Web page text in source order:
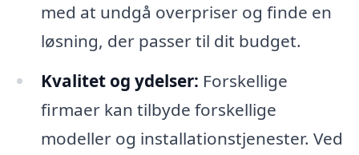
med at undgå overpriser og finde en
løsning, der passer til dit budget.
Kvalitet og ydelser: Forskellige
firmaer kan tilbyde forskellige
modeller og installationstjenester. Ved